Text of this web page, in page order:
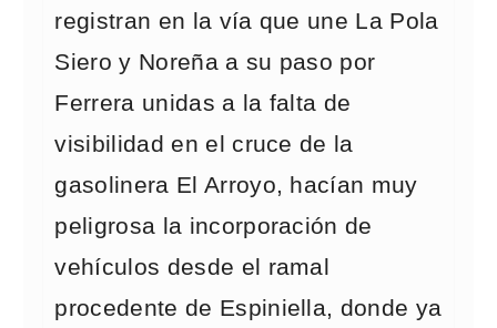
registran en la vía que une La Pola
Siero y Noreña a su paso por
Ferrera unidas a la falta de
visibilidad en el cruce de la
gasolinera El Arroyo, hacían muy
peligrosa la incorporación de
vehículos desde el ramal
procedente de Espiniella, donde ya